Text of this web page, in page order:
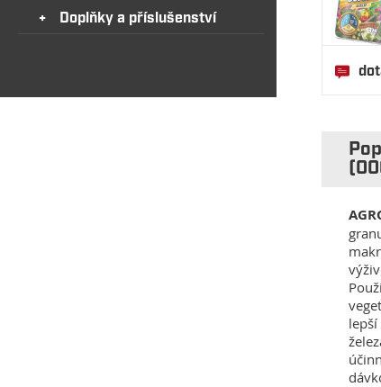
Doplňky a příslušenství